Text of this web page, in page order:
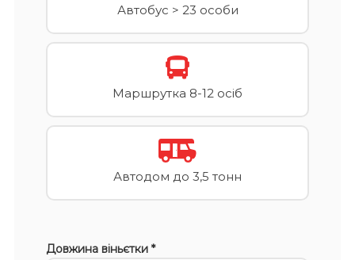
Автобус > 23 особи
Маршрутка 8-12 осіб
Автодом до 3,5 тонн
Довжина віньєтки *